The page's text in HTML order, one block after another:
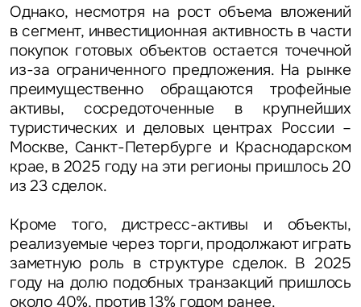
Однако, несмотря на рост объема вложений
в сегмент, инвестиционная активность в части
покупок готовых объектов остается точечной
из-за ограниченного предложения. На рынке
преимущественно обращаются трофейные
активы, сосредоточенные в крупнейших
туристических и деловых центрах России –
Москве, Санкт-Петербурге и Краснодарском
крае, в 2025 году на эти регионы пришлось 20
из 23 сделок.
Кроме того, дистресс-активы и объекты,
реализуемые через торги, продолжают играть
заметную роль в структуре сделок. В 2025
году на долю подобных транзакций пришлось
около 40%, против 13% годом ранее.